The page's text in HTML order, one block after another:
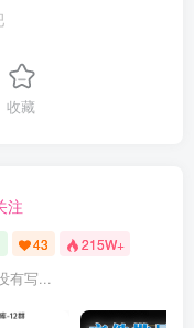
收藏
注
43 215W+
有写...